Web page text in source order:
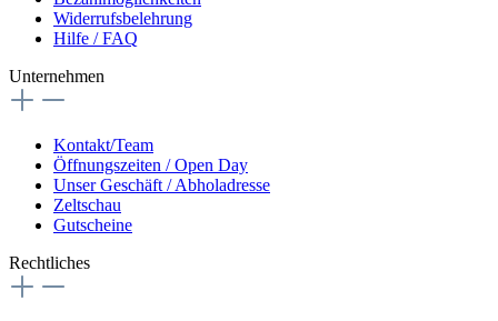
Widerrufsbelehrung
Hilfe / FAQ
Unternehmen
Kontakt/Team
Öffnungszeiten / Open Day
Unser Geschäft / Abholadresse
Zeltschau
Gutscheine
Rechtliches